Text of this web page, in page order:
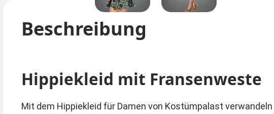
Beschreibung
Hippiekleid mit Fransenweste
Mit dem Hippiekleid für Damen von Kostümpalast